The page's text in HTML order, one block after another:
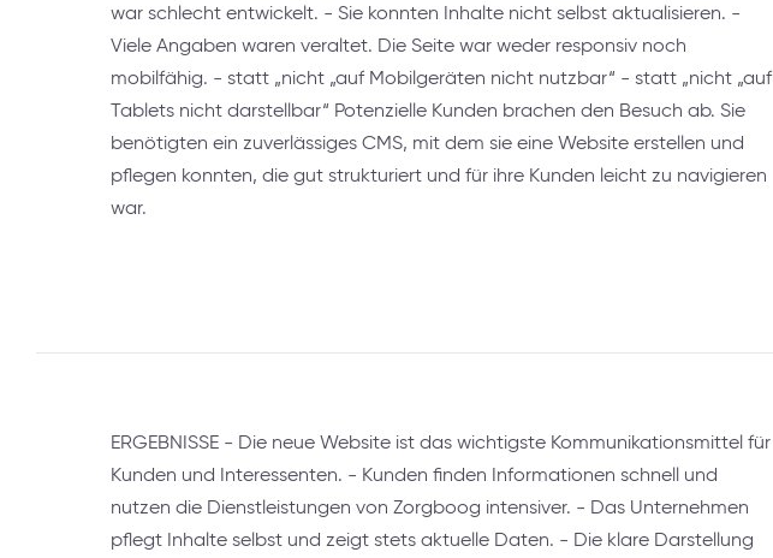
war schlecht entwickelt. - Sie konnten Inhalte nicht selbst aktualisieren. -
Viele Angaben waren veraltet. Die Seite war weder responsiv noch
mobilfähig. - statt „nicht „auf Mobilgeräten nicht nutzbar“ - statt „nicht „auf
Tablets nicht darstellbar“ Potenzielle Kunden brachen den Besuch ab. Sie
benötigten ein zuverlässiges CMS, mit dem sie eine Website erstellen und
pflegen konnten, die gut strukturiert und für ihre Kunden leicht zu navigieren
war.
ERGEBNISSE - Die neue Website ist das wichtigste Kommunikationsmittel für
Kunden und Interessenten. - Kunden finden Informationen schnell und
nutzen die Dienstleistungen von Zorgboog intensiver. - Das Unternehmen
pflegt Inhalte selbst und zeigt stets aktuelle Daten. - Die klare Darstellung